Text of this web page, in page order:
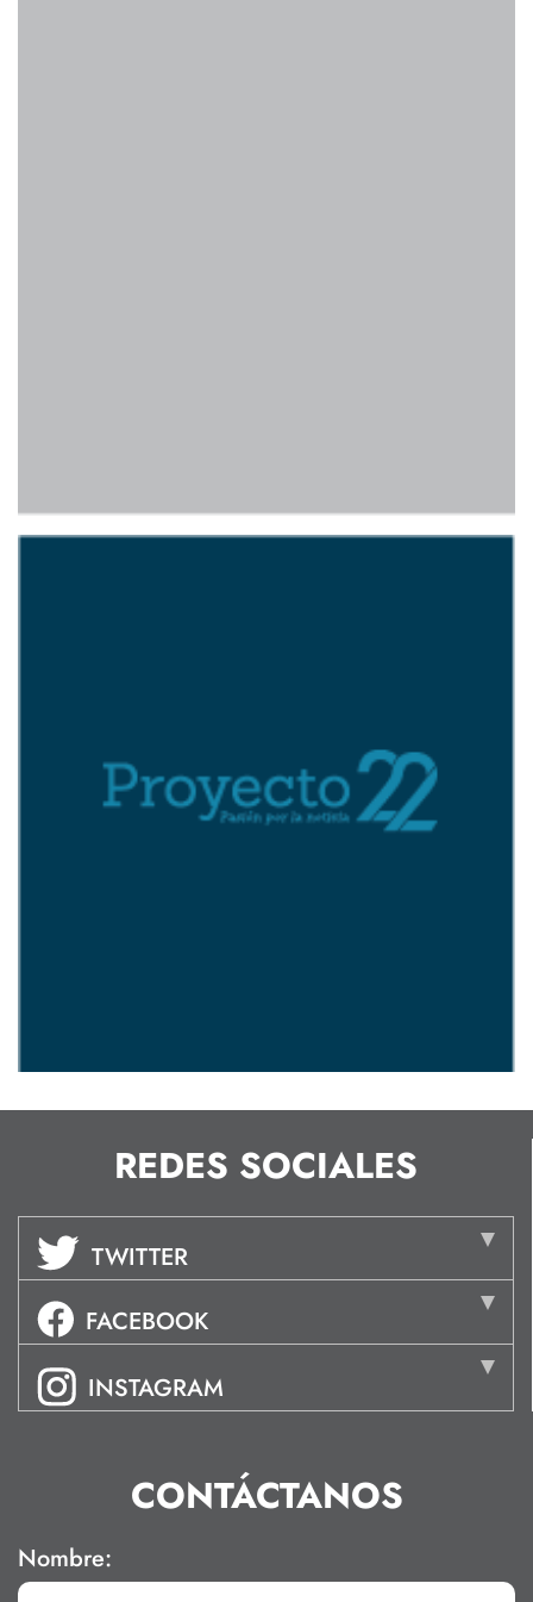
REDES SOCIALES
TWITTER
FACEBOOK
INSTAGRAM
CONTÁCTANOS
Nombre: